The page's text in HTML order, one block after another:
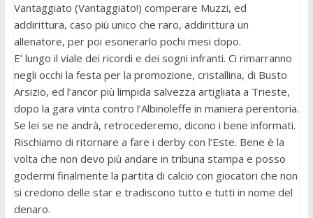
Vantaggiato (Vantaggiato!) comperare Muzzi, ed
addirittura, caso più unico che raro, addirittura un
allenatore, per poi esonerarlo pochi mesi dopo.
E’ lungo il viale dei ricordi e dei sogni infranti. Ci rimarranno
negli occhi la festa per la promozione, cristallina, di Busto
Arsizio, ed l’ancor più limpida salvezza artigliata a Trieste,
dopo la gara vinta contro l’Albinoleffe in maniera perentoria.
Se lei se ne andrà, retrocederemo, dicono i bene informati.
Rischiamo di ritornare a fare i derby con l’Este. Bene è la
volta che non devo più andare in tribuna stampa e posso
godermi finalmente la partita di calcio con giocatori che non
si credono delle star e tradiscono tutto e tutti in nome del
denaro.